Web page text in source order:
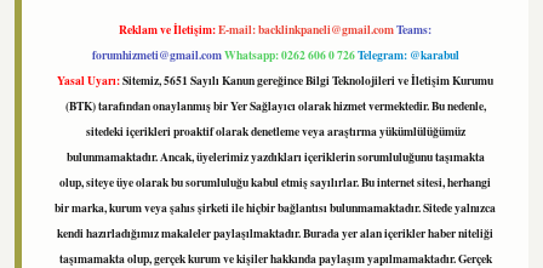
Reklam ve İletişim:E-mail:backlinkpaneli@gmail.comTeams:
forumhizmeti@gmail.comWhatsapp: 0262 606 0 726Telegram: @karabul
Yasal Uyarı:Sitemiz, 5651 Sayılı Kanun gereğince Bilgi Teknolojileri ve İletişim Kurumu
(BTK) tarafından onaylanmış bir Yer Sağlayıcı olarak hizmet vermektedir. Bu nedenle,
sitedeki içerikleri proaktif olarak denetleme veya araştırma yükümlülüğümüz
bulunmamaktadır. Ancak, üyelerimiz yazdıkları içeriklerin sorumluluğunu taşımakta
olup, siteye üye olarak bu sorumluluğu kabul etmiş sayılırlar. Bu internet sitesi, herhangi
bir marka, kurum veya şahıs şirketi ile hiçbir bağlantısı bulunmamaktadır. Sitede yalnızca
kendi hazırladığımız makaleler paylaşılmaktadır. Burada yer alan içerikler haber niteliği
taşımamakta olup, gerçek kurum ve kişiler hakkında paylaşım yapılmamaktadır. Gerçek